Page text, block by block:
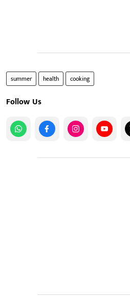
summer health cooking
Follow Us